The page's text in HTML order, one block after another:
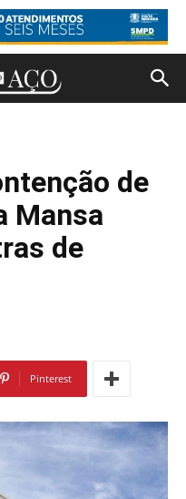
de
Mansa
de
Pinterest